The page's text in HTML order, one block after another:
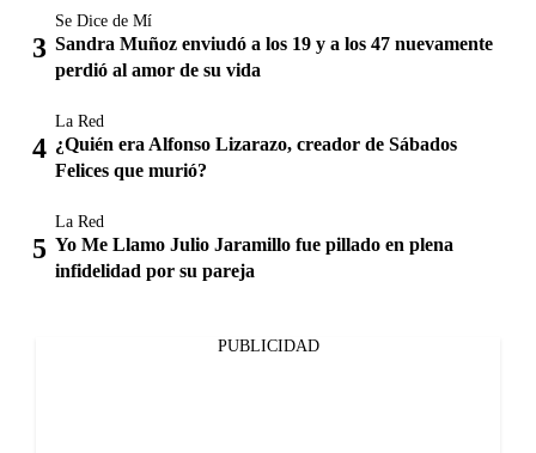
Se Dice de Mí
Sandra Muñoz enviudó a los 19 y a los 47 nuevamente
perdió al amor de su vida
La Red
¿Quién era Alfonso Lizarazo, creador de Sábados
Felices que murió?
La Red
Yo Me Llamo Julio Jaramillo fue pillado en plena
infidelidad por su pareja
PUBLICIDAD